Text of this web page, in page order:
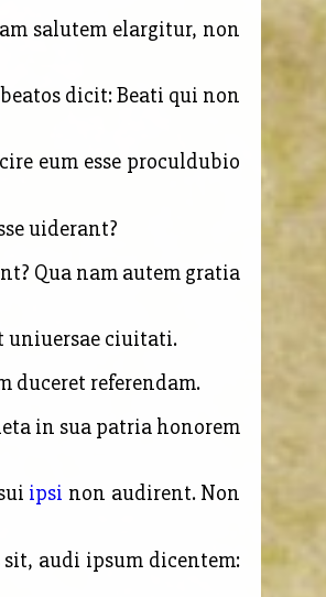
salutem elargitur, non
dicit: Beati qui non
eum esse proculdubio
uiderant?
Qua nam autem gratia
uniuersae ciuitati.
duceret referendam.
in sua patria honorem
ipsi non audirent. Non
audi ipsum dicentem: